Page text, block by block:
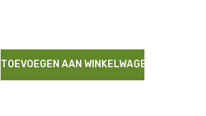
TOEVOEGEN AAN WINKELWAGEN